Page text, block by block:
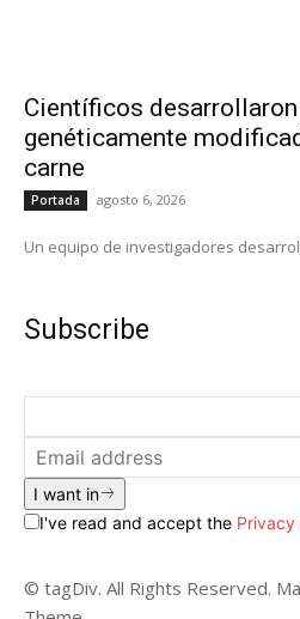
Científicos
genéticamente
carne
Portada agosto 6, 2026
Un equipo de investigadores
Subscribe
I want in
I've read and accept the Privacy
© tagDiv. All Rights Reserved.